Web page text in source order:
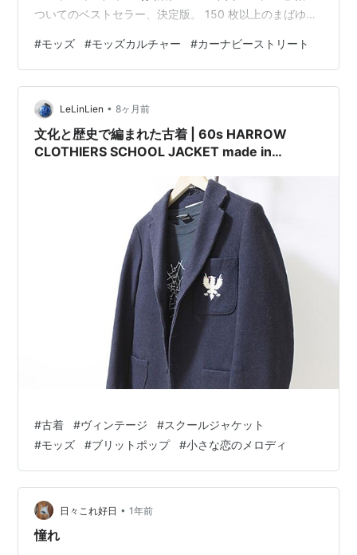
ついてのベストセラー、決定版。 150 枚以上のまばゆい
ル、スクーターにおける運動の現実を明らかにしていま
す。この本には、海辺からカーナビー・ストリートに至
るまで、Mod の初期の時代から収集された儚いものだけ
でなく、満足のいくほど正確…
#モッズ #モッズカルチャー #カーナビーストリート
LeLinLien • 8ヶ月前
文化と歴史で編まれた古着 | 60s HARROW
CLOTHIERS SCHOOL JACKET made in
#古着 #ヴィンテージ #スクールジャケット
#モッズ #ブリットポップ #小さな恋のメロディ
日々これ好日 • 1年前
憧れ